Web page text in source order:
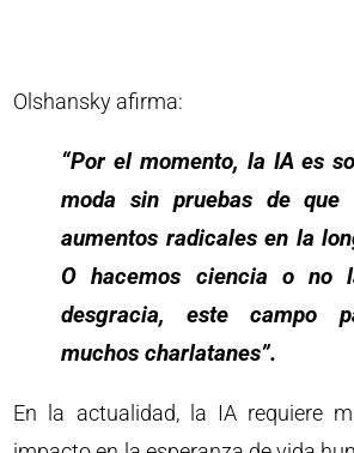
Olshansky afirma:
“Por el momento, la IA es
moda sin pruebas de que
aumentos radicales en la
O hacemos ciencia o no
desgracia, este campo
muchos charlatanes”.
En la actualidad, la IA requiere